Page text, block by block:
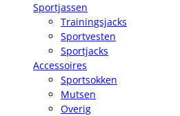
Sportjassen
Trainingsjacks
Sportvesten
Sportjacks
Accessoires
Sportsokken
Mutsen
Overig